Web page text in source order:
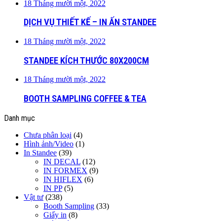
18 Tháng mười một, 2022
DỊCH VỤ THIẾT KẾ – IN ẤN STANDEE
18 Tháng mười một, 2022
STANDEE KÍCH THƯỚC 80X200CM
18 Tháng mười một, 2022
BOOTH SAMPLING COFFEE & TEA
Danh mục
Chưa phân loại (4)
Hình ảnh/Video (1)
In Standee (39)
IN DECAL (12)
IN FORMEX (9)
IN HIFLEX (6)
IN PP(5)
Vật tư (238)
Booth Sampling (33)
Giấy in (8)